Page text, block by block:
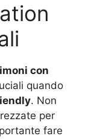
con
quando
. Non
per
fare